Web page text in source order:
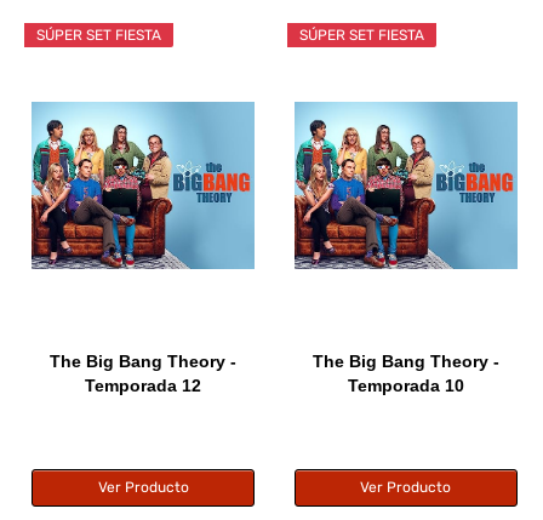
SÚPER SET FIESTA
The Big Bang Theory -
Temporada 12
Ver Producto
SÚPER SET FIESTA
The Big Bang Theory -
Temporada 10
Ver Producto